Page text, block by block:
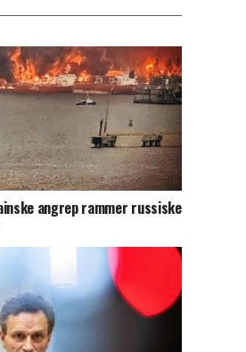
angrep rammer russiske